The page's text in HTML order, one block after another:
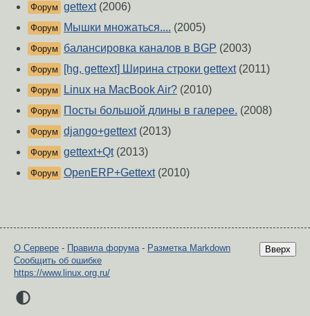
Форум gettext(2006)
Форум Мышки множаться.... (2005)
Форум балансировка каналов в BGP (2003)
Форум [hg, gettext] Ширина строки gettext(2011)
Форум Linux на MacBook Air? (2010)
Форум Посты большой длины в галерее. (2008)
Форум django+gettext(2013)
Форум gettext+Qt(2013)
Форум OpenERP+Gettext(2010)
Вверх
О Сервере - Правила форума- Разметка Markdown
Сообщить об ошибке
https://www.linux.org.ru/